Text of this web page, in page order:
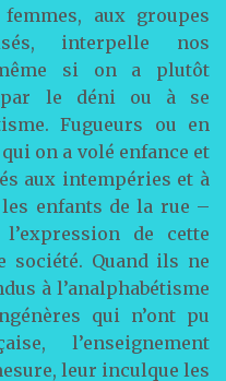
aux groupes
interpelle nos
même si on a plutôt
par le déni ou à se
Fugueurs ou en
on a volé enfance et
aux intempéries et à
enfants de la rue –
de cette
société. Quand ils ne
à l’analphabétisme
qui n’ont pu
l’enseignement
leur inculque les